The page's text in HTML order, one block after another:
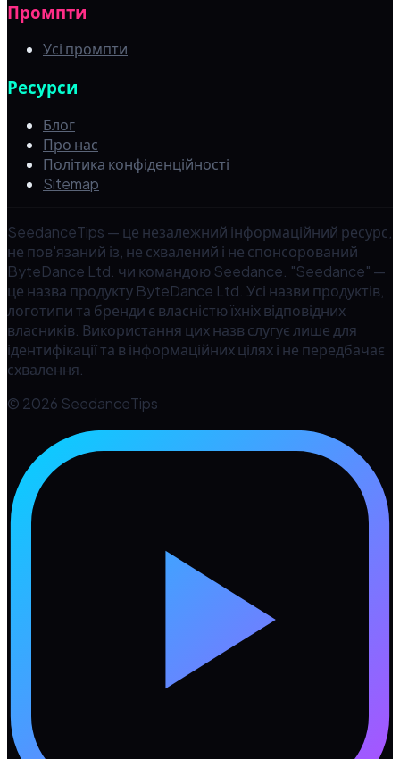
Промпти
Усі промпти
Ресурси
Блог
Про нас
Політика конфіденційності
Sitemap
SeedanceTips — це незалежний інформаційний ресурс,
не пов'язаний із, не схвалений і не спонсорований
ByteDance Ltd. чи командою Seedance. "Seedance" —
це назва продукту ByteDance Ltd. Усі назви продуктів,
логотипи та бренди є власністю їхніх відповідних
власників. Використання цих назв слугує лише для
ідентифікації та в інформаційних цілях і не передбачає
схвалення.
© 2026 SeedanceTips